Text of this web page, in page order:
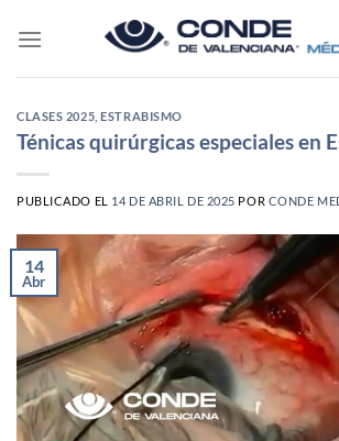
CLASES 2025 ,ESTRABISMO
Ténicas quirúrgicas especiales en
PUBLICADO EL 14 DE ABRIL DE 2025 POR CONDE
14
Abr